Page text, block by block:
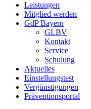
Leistungen
Mitglied werden
GdP Bayern
GLBV
Kontakt
Service
Schulung
Aktuelles
Einstellungstest
Vergünstigungen
Präventionsportal